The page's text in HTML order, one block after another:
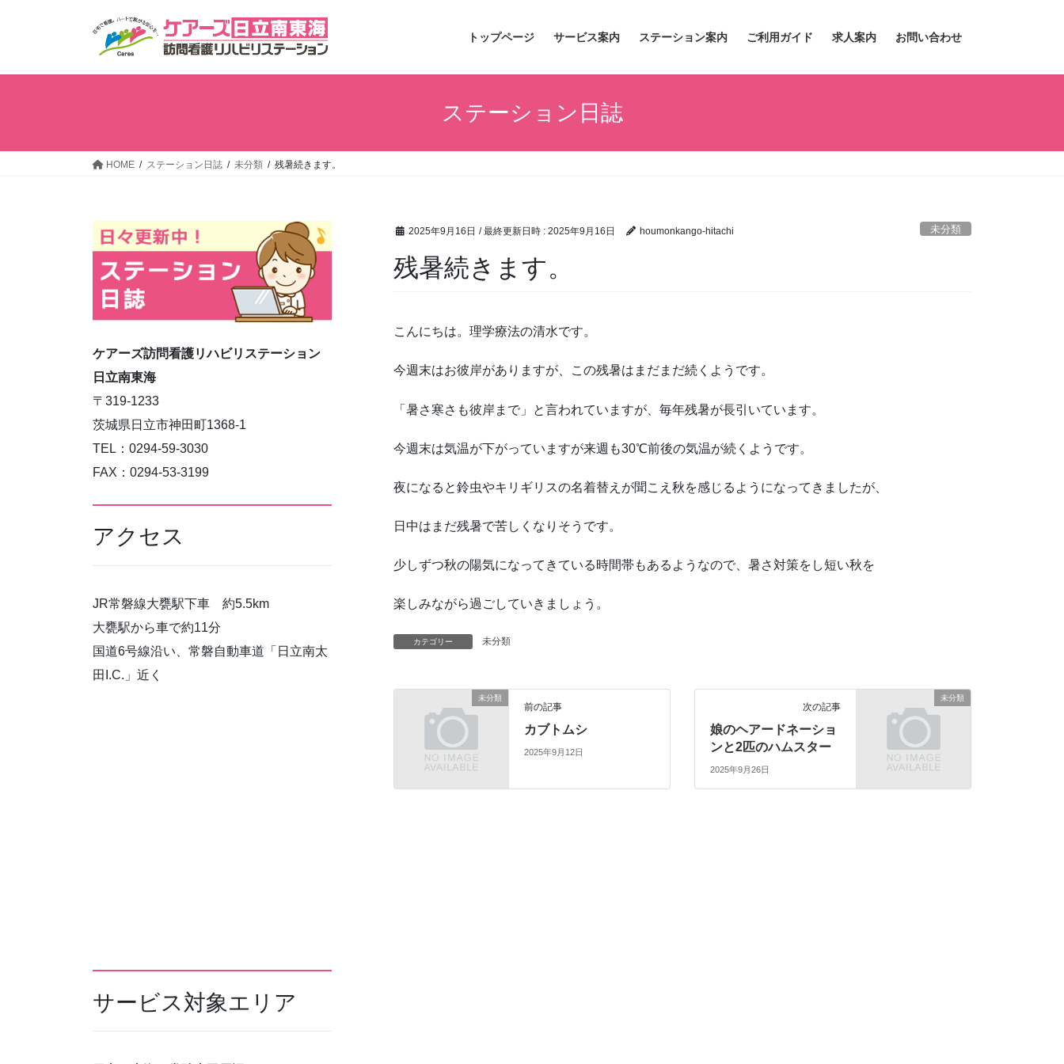
トップページ サービス案内 ステーション案内 ご利用ガイド 求人案内 お問い合わせ
ステーション日誌
HOME ステーション日誌 未分類 残暑続きます。
2025年9月16日 / 最終更新日時 : 2025年9月16日 houmonkango-hitachi 未分類
残暑続きます。
こんにちは。理学療法の清水です。
今週末はお彼岸がありますが、この残暑はまだまだ続くようです。
「暑さ寒さも彼岸まで」と言われていますが、毎年残暑が長引いています。
今週末は気温が下がっていますが来週も30℃前後の気温が続くようです。
夜になると鈴虫やキリギリスの名着替えが聞こえ秋を感じるようになってきましたが、
日中はまだ残暑で苦しくなりそうです。
少しずつ秋の陽気になってきている時間帯もあるようなので、暑さ対策をし短い秋を
楽しみながら過ごしていきましょう。
カテゴリー 未分類
未分類
前の記事
カブトムシ
2025年9月12日
未分類
次の記事
娘のヘアードネーショ
ンと2匹のハムスター
2025年9月26日
ケアーズ訪問看護リハビリステーション
日立南東海
〒319-1233
茨城県日立市神田町1368-1
TEL：0294-59-3030
FAX：0294-53-3199
アクセス
JR常磐線大甕駅下車 約5.5km
大甕駅から車で約11分
国道6号線沿い、常磐自動車道「日立南太
田I.C.」近く
サービス対象エリア